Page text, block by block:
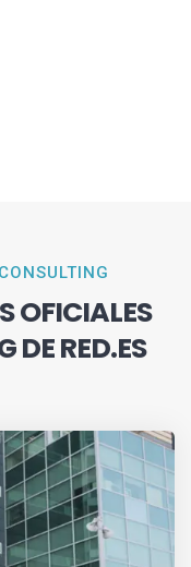
OFICIALES
DE RED.ES